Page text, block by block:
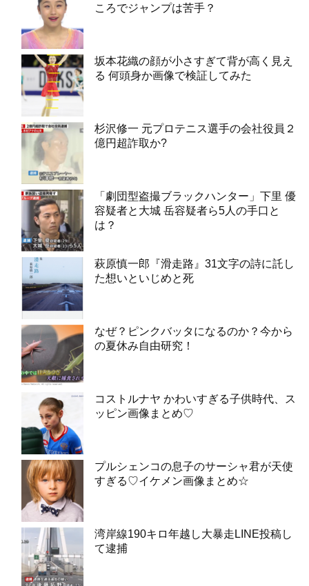
ころでジャンプは苦手？
坂本花織の顔が小さすぎて背が高く見え
る 何頭身か画像で検証してみた
杉沢修一 元プロテニス選手の会社役員２
億円超詐取か?
「劇団型盗撮ブラックハンター」下里 優
容疑者と大城 岳容疑者ら5人の手口と
は？
萩原慎一郎『滑走路』31文字の詩に託し
た想いといじめと死
なぜ？ピンクバッタになるのか？今から
の夏休み自由研究！
コストルナヤ かわいすぎる子供時代、ス
ッピン画像まとめ♡
プルシェンコの息子のサーシャ君が天使
すぎる♡イケメン画像まとめ☆
湾岸線190キロ年越し大暴走LINE投稿し
て逮捕